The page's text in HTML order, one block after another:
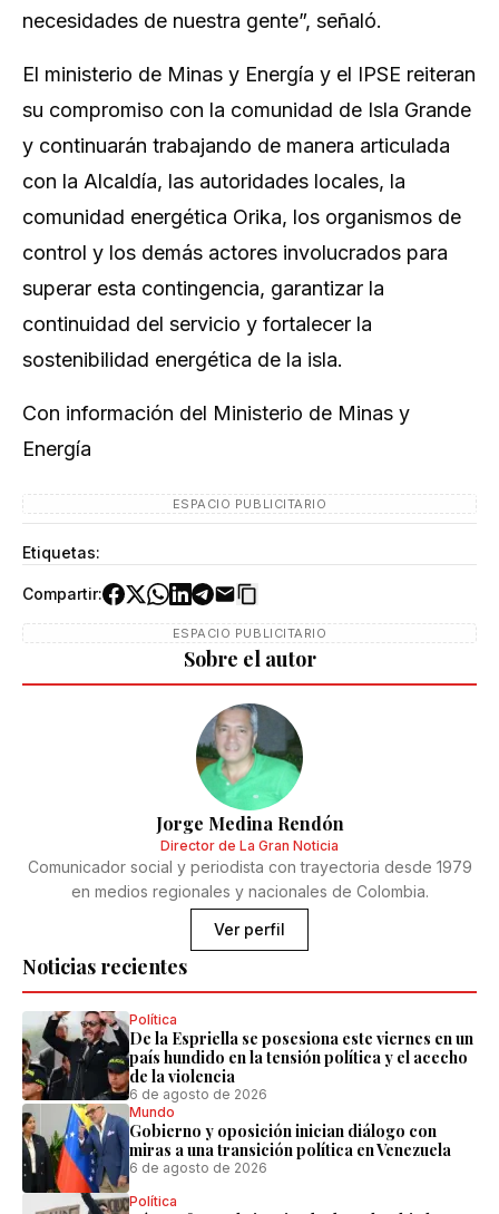
necesidades de nuestra gente”, señaló.
El ministerio de Minas y Energía y el IPSE reiteran
su compromiso con la comunidad de Isla Grande
y continuarán trabajando de manera articulada
con la Alcaldía, las autoridades locales, la
comunidad energética Orika, los organismos de
control y los demás actores involucrados para
superar esta contingencia, garantizar la
continuidad del servicio y fortalecer la
sostenibilidad energética de la isla.
Con información del Ministerio de Minas y
Energía
ESPACIO PUBLICITARIO
Etiquetas:
Compartir:
ESPACIO PUBLICITARIO
Noticias recientes
Política
De la Espriella se posesiona este viernes en un
país hundido en la tensión política y el acecho
de la violencia
6 de agosto de 2026
Mundo
Gobierno y oposición inician diálogo con
miras a una transición política en Venezuela
6 de agosto de 2026
Política
Sobre el autor
Jorge Medina Rendón
Director de La Gran Noticia
Comunicador social y periodista con trayectoria desde 1979
en medios regionales y nacionales de Colombia.
Ver perfil